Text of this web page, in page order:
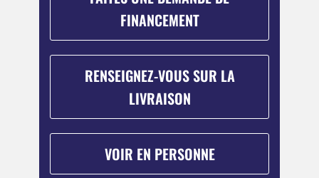
FINANCEMENT
RENSEIGNEZ-VOUS SUR LA
LIVRAISON
VOIR EN PERSONNE